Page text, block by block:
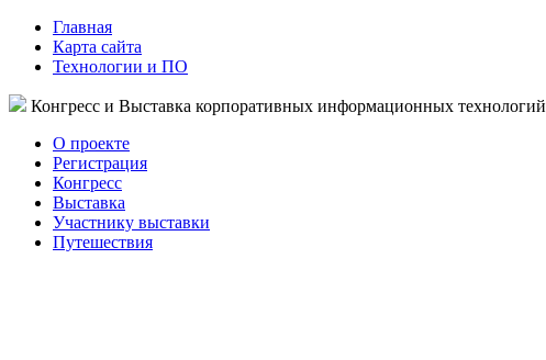
Главная
Карта сайта
Технологии и ПО
Конгресс и Выставка корпоративных информационных технологий
О проекте
Регистрация
Конгресс
Выставка
Участнику выставки
Путешествия